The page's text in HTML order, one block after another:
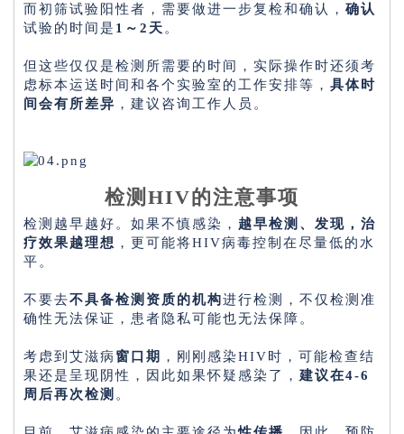
而初筛试验阳性者，需要做进一步复检和确认， 确认
试验的时间是 1～2天 。
但这些仅仅是检测所需要的时间，实际操作时还须考
虑标本运送时间和各个实验室的工作安排等， 具体时
间会有所差异 ，建议咨询工作人员。
检测HIV的注意事项
检测越早越好。如果不慎感染， 越早检测、发现，治
疗效果越理想 ，更可能将HIV病毒控制在尽量低的水
平。
不要去不具备检测资质的机构进行检测，不仅检测准
确性无法保证，患者隐私可能也无法保障。
考虑到艾滋病 窗口期
，刚刚感染HIV时，可能检查结
果还是呈现阴性，因此如果怀疑感染了， 建议在4-6
周后再次检测 。